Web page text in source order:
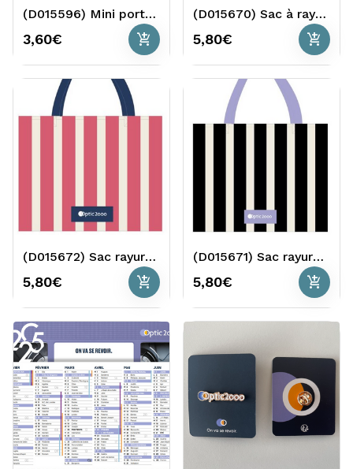
(D015596) Mini porte clé Basket
3,60€ add_shopping_cart
(D015670) Sac à rayures bleues
5,80€ add_shopping_cart
(D015672) Sac rayures roses
5,80€ add_shopping_cart
(D015671) Sac rayures noires
5,80€ add_shopping_cart